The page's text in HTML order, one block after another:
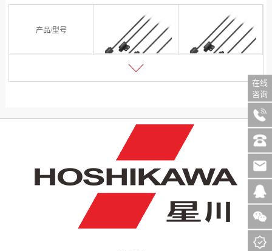
产品/型号
在线
咨询